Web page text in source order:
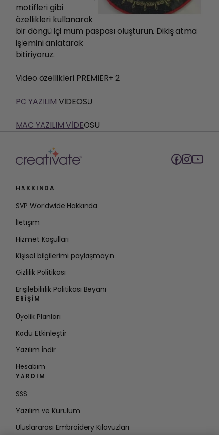
motifleri gibi
özellikleri kullanarak
bir döngü içi mum paspası oluşturun. Dikiş atma
işlemini anlatarak
bitiriyoruz.
Video özellikleri PREMIER+ 2
PC YAZILIM VİDEOSU
MAC YAZILIM VİDEOSU
HAKKINDA
SVP Worldwide Hakkında
İletişim
Hizmet Koşulları
Kişisel bilgilerimi paylaşmayın
Gizlilik Politikası
Erişilebilirlik Politikası Beyanı
ERIŞIM
Üyelik Planları
Kodu Etkinleştir
Yazılım İndir
Hesabım
YARDIM
SSS
Yazılım ve Kurulum
Uluslararası Embroidery Kılavuzları